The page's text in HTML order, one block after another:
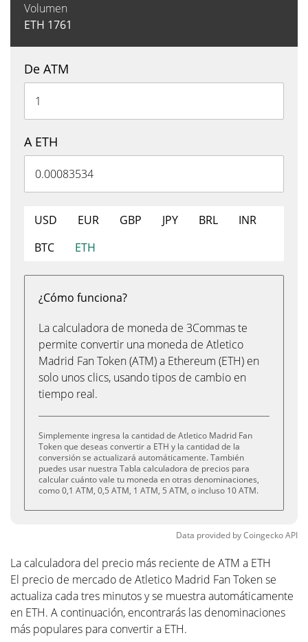
Volumen
ETH 1761
De ATM
A ETH
USD EUR GBP JPY BRL
INR
BTC
ETH
¿Cómo funciona?
La calculadora de moneda de 3Commas te
permite convertir una moneda de Atletico
Madrid Fan Token (ATM) a Ethereum (ETH) en
solo unos clics, usando tipos de cambio en
tiempo real.
Simplemente ingresa la cantidad de Atletico Madrid Fan
Token que deseas convertir a ETH y la cantidad de la
conversión se actualizará automáticamente. También
puedes usar nuestra Tabla calculadora de precios para
calcular cuánto vale tu moneda en otras denominaciones,
como 0,1 ATM, 0,5 ATM, 1 ATM, 5 ATM, o incluso 10 ATM.
Data provided byCoingeckoAPI
La calculadora del precio más reciente de ATM a ETH
El precio de mercado de Atletico Madrid Fan Token se
actualiza cada tres minutos y se muestra automáticamente
en ETH. A continuación, encontrarás las denominaciones
más populares para convertir a ETH.